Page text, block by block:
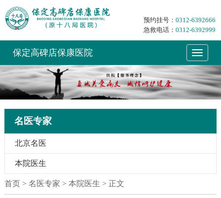
预约挂号： 0312-6392666
急救电话： 0312-6392999
保定高碑店保康医院
名医专家
北京名医
本院医生
首页> 名医专家 > 本院医生 > 正文